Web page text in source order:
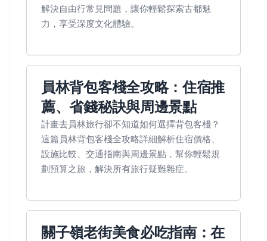
解決自由行常見問題，讓你輕鬆探索古都魅
力，享受深度文化體驗。
員林背包客棧全攻略：住宿推
薦、省錢秘訣與周邊景點
計畫去員林旅行卻不知道如何選擇背包客棧？
這篇員林背包客棧全攻略詳細解析住宿價格、
設施比較、交通指南與周邊景點，幫你輕鬆規
劃預算之旅，解決所有旅行疑難雜症。
關子嶺老街美食必吃指南：在